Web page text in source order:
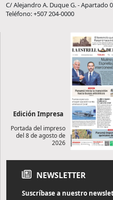
C/ Alejandro A. Duque G. - Apartado
Teléfono: +507 204-0000
Edición Impresa
Portada del impreso
del 8 de agosto de
2026
NEWSLETTER
Suscríbase a nuestro